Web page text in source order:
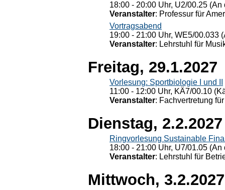
18:00 - 20:00 Uhr, U2/00.25
Veranstalter: Professur für
Vortragsabend
19:00 - 21:00 Uhr, WE5/00.033
Veranstalter: Lehrstuhl für
Freitag, 29.1.2027
Vorlesung: Sportbiologie I und II
11:00 - 12:00 Uhr, KÄ7/00.10
Veranstalter: Fachvertretung
Dienstag, 2.2.2027
Ringvorlesung Sustainable
18:00 - 21:00 Uhr, U7/01.05
Veranstalter: Lehrstuhl für
Mittwoch, 3.2.2027